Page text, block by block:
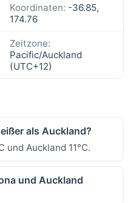
Koordinaten: -36.85,
174.76
Zeitzone:
Pacific/Auckland
(UTC+12)
als Auckland?
und Auckland 11°C.
und Auckland